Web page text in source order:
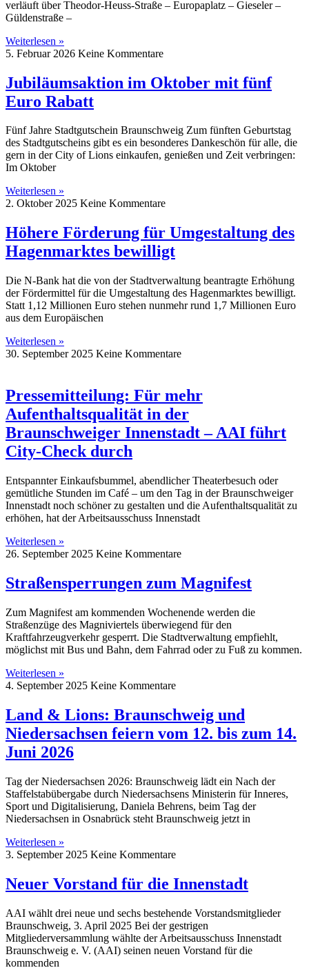
verläuft über Theodor-Heuss-Straße – Europaplatz – Gieseler –
Güldenstraße –
Weiterlesen »
5. Februar 2026 Keine Kommentare
Jubiläumsaktion im Oktober mit fünf
Euro Rabatt
Fünf Jahre Stadtgutschein Braunschweig Zum fünften Geburtstag
des Stadtgutscheins gibt es ein besonderes Dankeschön für alle, die
gern in der City of Lions einkaufen, genießen und Zeit verbringen:
Im Oktober
Weiterlesen »
2. Oktober 2025 Keine Kommentare
Höhere Förderung für Umgestaltung des
Hagenmarktes bewilligt
Die N-Bank hat die von der Stadtverwaltung beantragte Erhöhung
der Fördermittel für die Umgestaltung des Hagenmarktes bewilligt.
Statt 1,12 Millionen Euro stehen nunmehr rund 1,7 Millionen Euro
aus dem Europäischen
Weiterlesen »
30. September 2025 Keine Kommentare
Pressemitteilung: Für mehr
Aufenthaltsqualität in der
Braunschweiger Innenstadt – AAI führt
City-Check durch
Entspannter Einkaufsbummel, abendlicher Theaterbesuch oder
gemütliche Stunden im Café – um den Tag in der Braunschweiger
Innenstadt noch schöner zu gestalten und die Aufenthaltsqualität zu
erhöhen, hat der Arbeitsausschuss Innenstadt
Weiterlesen »
26. September 2025 Keine Kommentare
Straßensperrungen zum Magnifest
Zum Magnifest am kommenden Wochenende werden die
Straßenzüge des Magniviertels überwiegend für den
Kraftfahrzeugverkehr gesperrt. Die Stadtverwaltung empfiehlt,
möglichst mit Bus und Bahn, dem Fahrrad oder zu Fuß zu kommen.
Weiterlesen »
4. September 2025 Keine Kommentare
Land & Lions: Braunschweig und
Niedersachsen feiern vom 12. bis zum 14.
Juni 2026
Tag der Niedersachsen 2026: Braunschweig lädt ein Nach der
Staffelstabübergabe durch Niedersachsens Ministerin für Inneres,
Sport und Digitalisierung, Daniela Behrens, beim Tag der
Niedersachsen in Osnabrück steht Braunschweig jetzt in
Weiterlesen »
3. September 2025 Keine Kommentare
Neuer Vorstand für die Innenstadt
AAI wählt drei neue und sechs bestehende Vorstandsmitglieder
Braunschweig, 3. April 2025 Bei der gestrigen
Mitgliederversammlung wählte der Arbeitsausschuss Innenstadt
Braunschweig e. V. (AAI) seinen neuen Vorstand für die
kommenden